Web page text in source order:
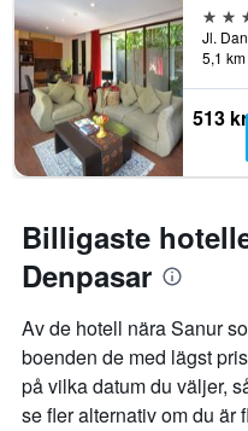
dagarna
för
ett
rum
i
helgen.
visar
det
genomsnittliga
rumspriset.
3
5,1
513 kr
Billigaste
Denpasar
Av de hotell nära Sanur
boenden de med lägst
på vilka datum du väljer,
se fler alternativ om du är